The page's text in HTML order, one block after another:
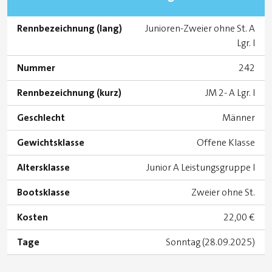
Rennbezeichnung (lang)
Junioren-Zweier ohne St. A
Lgr. I
Nummer
242
Rennbezeichnung (kurz)
JM 2- A Lgr. I
Geschlecht
Männer
Gewichtsklasse
Offene Klasse
Altersklasse
Junior A Leistungsgruppe I
Bootsklasse
Zweier ohne St.
Kosten
22,00 €
Tage
Sonntag (28.09.2025)